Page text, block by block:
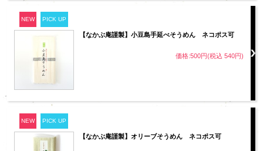
NEW PICK UP
【なかぶ庵謹製】小豆島手延べそうめん ネコポス可
価格:500円(税込 540円)
NEW PICK UP
【なかぶ庵謹製】オリーブそうめん ネコポス可